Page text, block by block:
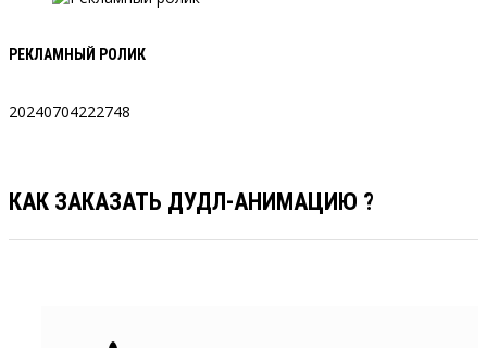
РЕКЛАМНЫЙ РОЛИК
20240704222748
КАК ЗАКАЗАТЬ ДУДЛ-АНИМАЦИЮ ?